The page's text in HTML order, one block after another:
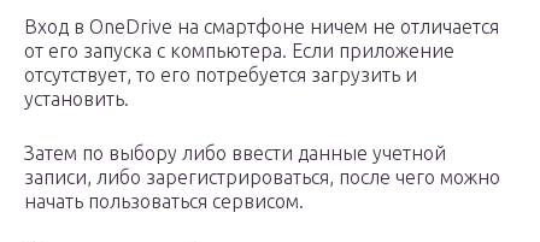
Вход в OneDrive на смартфоне ничем не отличается
от его запуска с компьютера. Если приложение
отсутствует, то его потребуется загрузить и
установить.
Затем по выбору либо ввести данные учетной
записи, либо зарегистрироваться, после чего можно
начать пользоваться сервисом.